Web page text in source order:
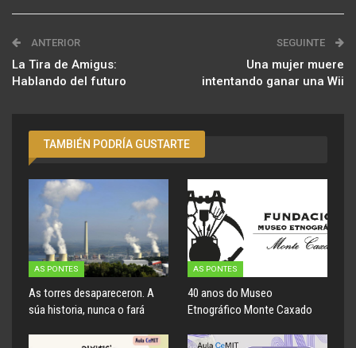
ANTERIOR
La Tira de Amigus:
Hablando del futuro
SEGUINTE
Una mujer muere
intentando ganar una Wii
TAMBIÉN PODRÍA GUSTARTE
AS PONTES
As torres desapareceron. A
súa historia, nunca o fará
AS PONTES
40 anos do Museo
Etnográfico Monte Caxado